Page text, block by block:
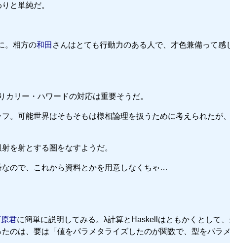
と単純だ。
。相方の和田 さんはとても行動力のある人で、才色兼備って感
リー・ハワードの対応は重要そうだ。
。可能世界はそもそもは様相論理を扱うために考えられたが
を射とする圏をなすようだ。
ので、これから資料とかを用意しなくちゃ…
君に簡単に説明してみる。λ計算とHaskellはともかくとして
のは、要は「値をパラメタライズしたのが関数で、型をパラ